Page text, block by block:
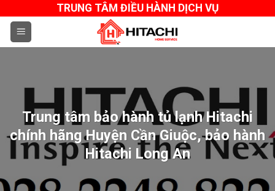
content
TRUNG TÂM ĐIỀU HÀNH DỊCH VỤ
Trung tâm bảo hành tủ lạnh Hitachi
chính hãng Huyện Cần Giuộc, bảo hành
Hitachi Long An